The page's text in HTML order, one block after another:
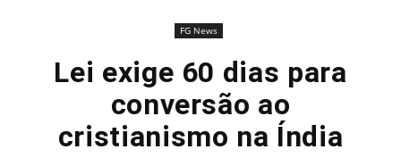
FG News
Lei exige 60 dias para
conversão ao
cristianismo na Índia